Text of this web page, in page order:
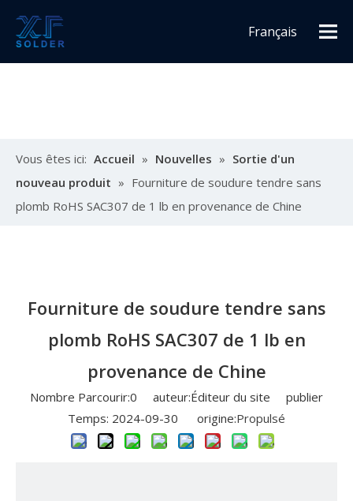
Français
Vous êtes ici: Accueil » Nouvelles » Sortie d'un
nouveau produit » Fourniture de soudure tendre sans
plomb RoHS SAC307 de 1 lb en provenance de Chine
Fourniture de soudure tendre sans
plomb RoHS SAC307 de 1 lb en
provenance de Chine
Nombre Parcourir:0 auteur:Éditeur du site publier
Temps: 2024-09-30 origine:Propulsé